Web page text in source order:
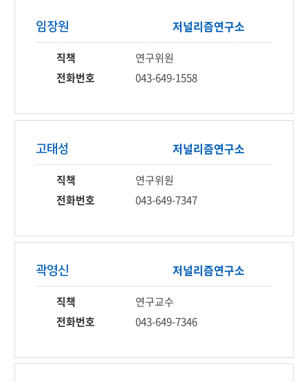
저널리즘연구소
임장원
직책
연구위원
전화번호
043-649-1558
저널리즘연구소
고태성
직책
연구위원
전화번호
043-649-7347
저널리즘연구소
곽영신
직책
연구교수
전화번호
043-649-7346